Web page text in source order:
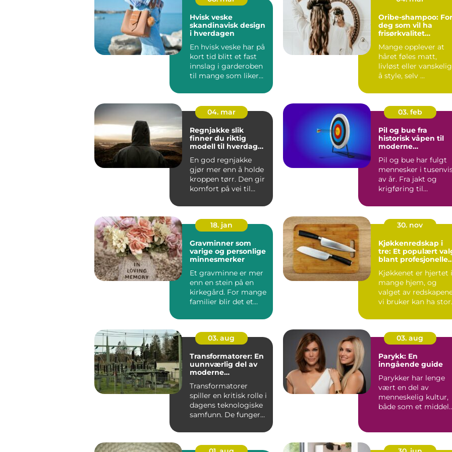
Hvisk veske
skandinavisk design
i hverdagen
En hvisk veske har på
kort tid blitt et fast
innslag i garderoben
til mange som liker
Oribe-shampoo: For
deg som vil ha
frisørkvalitet
Mange opplever at
håret føles matt,
livløst eller vanskelig
å style, selv ...
04. mar
Regnjakke slik
finner du riktig
modell til hverdag
En god regnjakke
gjør mer enn å holde
kroppen tørr. Den gir
komfort på vei til
byg...
03. feb
Pil og bue fra
historisk våpen til
moderne
Pil og bue har fulgt
mennesker i
av år. Fra jakt og
krigføring til
hobbybruk...
18. jan
Gravminner som
varige og personlige
minnesmerker
Et gravminne er mer
enn en stein på en
kirkegård. For mange
familier blir det et
30. nov
Kjøkkenredskap i
tre: Et populært
blant profesjonelle
hobbykokker
Kjøkkenet er hjertet i
mange hjem, og
valget av
vi bruker kan ha stor
03. aug
Transformatorer: En
uunnværlig del av
moderne
Transformatorer
spiller en kritisk rolle i
dagens teknologiske
samfunn. De fungerer
03. aug
Parykk: En
inngående guide
Parykker har lenge
vært en del av
menneskelig kultur,
både som et middel